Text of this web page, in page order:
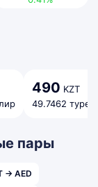
490 KZT
49.7462
пары
→ AED